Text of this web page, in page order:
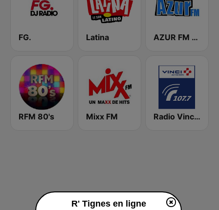
FG. Latina AZUR FM 67
RFM 80's Mixx FM Radio Vinci Autoroutes Sud 107.7
R' Tignes en ligne